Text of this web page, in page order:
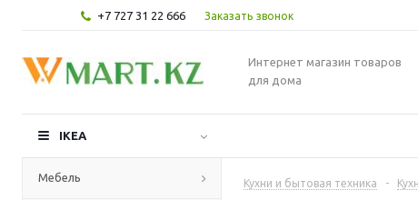
+7 727 31 22 666 Заказать звонок
Интернет магазин товаров
для дома
IKEA
Мебель Кухни и бытовая техника -